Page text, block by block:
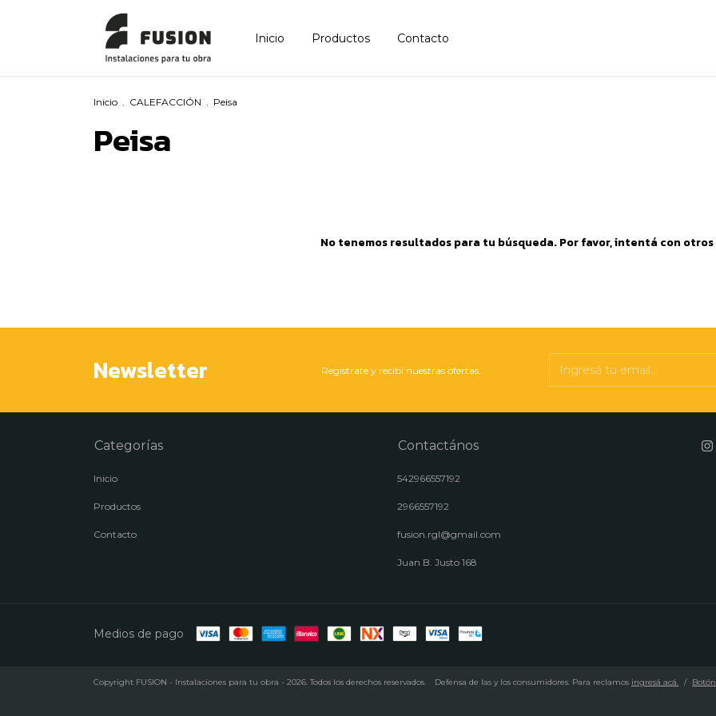
Inicio Productos Contacto
Inicio . CALEFACCIÓN . Peisa
Peisa
No tenemos resultados para tu búsqueda. Por favor, intentá con
Newsletter Registrate y recibí nuestras ofertas.
Categorías
Inicio
Productos
Contacto
Contactános
542966557192
2966557192
fusion.rgl@gmail.com
Juan B. Justo 168
Medios de pago
Copyright FUSION - Instalaciones para tu obra - 2026. Todos los derechos reservados. Defensa de las y los consumidores. Para reclamos ingresá acá. /